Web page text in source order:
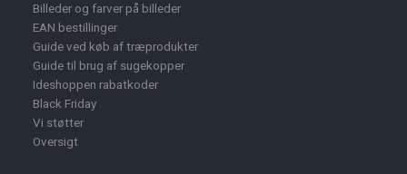
Billeder og farver på billeder
EAN bestillinger
Guide ved køb af træprodukter
Guide til brug af sugekopper
Ideshoppen rabatkoder
Black Friday
Vi støtter
Oversigt